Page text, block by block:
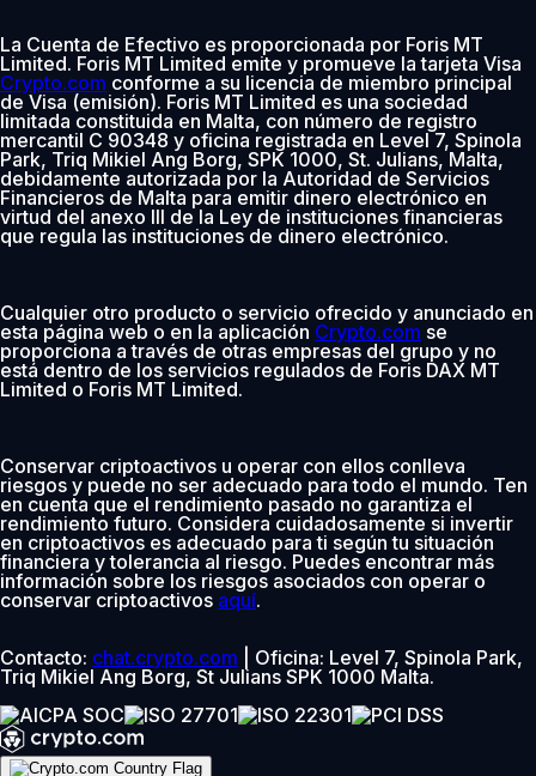
La Cuenta de Efectivo es proporcionada por Foris MT
Limited. Foris MT Limited emite y promueve la tarjeta Visa
Crypto.com conforme a su licencia de miembro principal
de Visa (emisión). Foris MT Limited es una sociedad
limitada constituida en Malta, con número de registro
mercantil C 90348 y oficina registrada en Level 7, Spinola
Park, Triq Mikiel Ang Borg, SPK 1000, St. Julians, Malta,
debidamente autorizada por la Autoridad de Servicios
Financieros de Malta para emitir dinero electrónico en
virtud del anexo III de la Ley de instituciones financieras
que regula las instituciones de dinero electrónico.
Cualquier otro producto o servicio ofrecido y anunciado en
esta página web o en la aplicación Crypto.com se
proporciona a través de otras empresas del grupo y no
está dentro de los servicios regulados de Foris DAX MT
Limited o Foris MT Limited.
Conservar criptoactivos u operar con ellos conlleva
riesgos y puede no ser adecuado para todo el mundo. Ten
en cuenta que el rendimiento pasado no garantiza el
rendimiento futuro. Considera cuidadosamente si invertir
en criptoactivos es adecuado para ti según tu situación
financiera y tolerancia al riesgo. Puedes encontrar más
información sobre los riesgos asociados con operar o
conservar criptoactivos aquí.
Contacto: chat.crypto.com | Oficina: Level 7, Spinola Park,
Triq Mikiel Ang Borg, St Julians SPK 1000 Malta.